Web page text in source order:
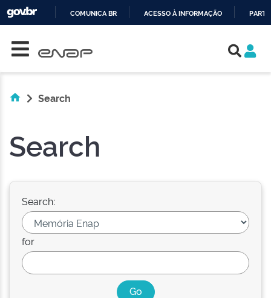
COMUNICA BR ACESSO À INFORMAÇÃO
Search
Search
Search:
for